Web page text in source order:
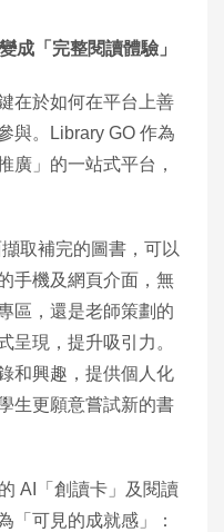
成「完整閱讀體驗」
在於如何在平台上善
與。Library GO 作為
廣」的一站式平台，
取補完的圖書，可以
手機及網頁介面，無
區，還是老師策劃的
呈現，提升吸引力。
和興趣，提供個人化
生更願意嘗試新的書
AI「創讀卡」及閱讀
「可見的成就感」：